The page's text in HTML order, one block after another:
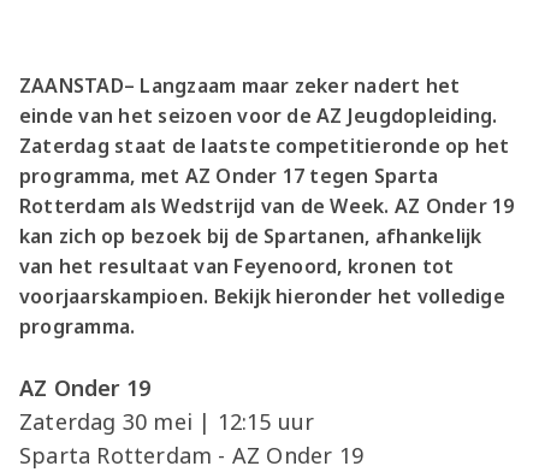
ZAANSTAD– Langzaam maar zeker nadert het
einde van het seizoen voor de AZ Jeugdopleiding.
Zaterdag staat de laatste competitieronde op het
programma, met AZ Onder 17 tegen Sparta
Rotterdam als Wedstrijd van de Week. AZ Onder 19
kan zich op bezoek bij de Spartanen, afhankelijk
van het resultaat van Feyenoord, kronen tot
voorjaarskampioen. Bekijk hieronder het volledige
programma.
AZ Onder 19
Zaterdag 30 mei | 12:15 uur
Sparta Rotterdam - AZ Onder 19